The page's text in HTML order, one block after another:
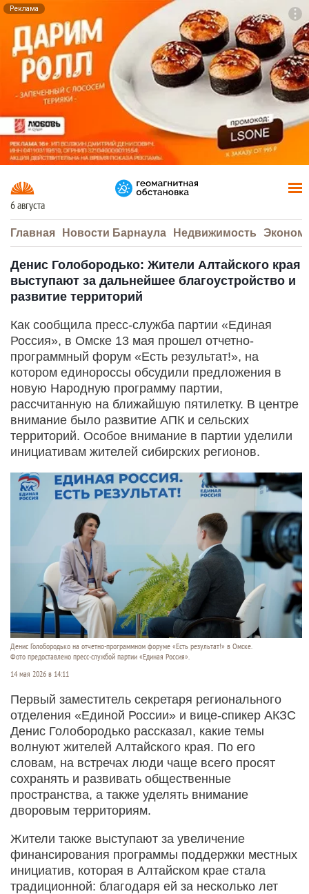
Реклама
6 августа
Главная Новости Барнаула Недвижимость
Денис Голобородько: Жители Алтайского края
выступают за дальнейшее благоустройство и
развитие территорий
Как сообщила пресс-служба партии «Единая
Россия», в Омске 13 мая прошел отчетно-
программный форум «Есть результат!», на
котором единороссы обсудили предложения в
новую Народную программу партии,
рассчитанную на ближайшую пятилетку. В центре
внимание было развитие АПК и сельских
территорий. Особое внимание в партии уделили
инициативам жителей сибирских регионов.
Денис Голобородько на отчетно-программном форуме «Есть результат!» в Омске.
Фото предоставлено пресс-службой партии «Единая Россия».
14 мая 2026 в 14:11
Первый заместитель секретаря регионального
отделения «Единой России» и вице-спикер АКЗС
Денис Голобородько рассказал, какие темы
волнуют жителей Алтайского края. По его
словам, на встречах люди чаще всего просят
сохранять и развивать общественные
пространства, а также уделять внимание
дворовым территориям.
Жители также выступают за увеличение
финансирования программы поддержки местных
инициатив, которая в Алтайском крае стала
традиционной: благодаря ей за несколько лет